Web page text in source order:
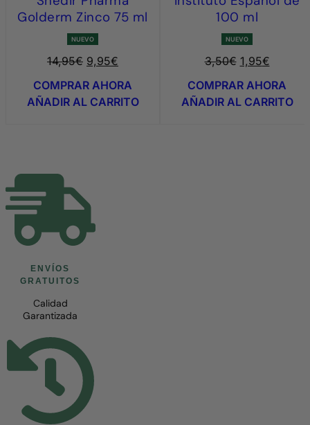
Golderm Zinco 75 ml
NUEVO
14,95€
El
original
era:
9,95€
COMPRAR AHORA
AÑADIR AL CARRITO
100 ml
NUEVO
3,50€
El
original
era:
1,95€
COMPRAR AHORA
AÑADIR AL CARRITO
ENVÍOS
GRATUITOS
Calidad
Garantizada